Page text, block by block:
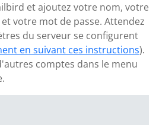
et ajoutez votre nom, votre
votre mot de passe. Attendez
du serveur se configurent
en suivant ces instructions).
comptes dans le menu